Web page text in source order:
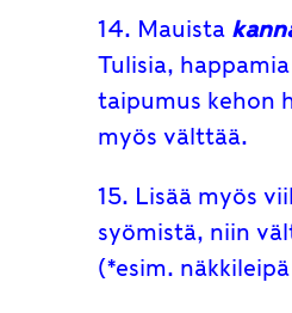
14. Mauista
Tulisia,
taipumus kehon
myös välttää.
15. Lisää myös
syömistä, niin
(*esim.